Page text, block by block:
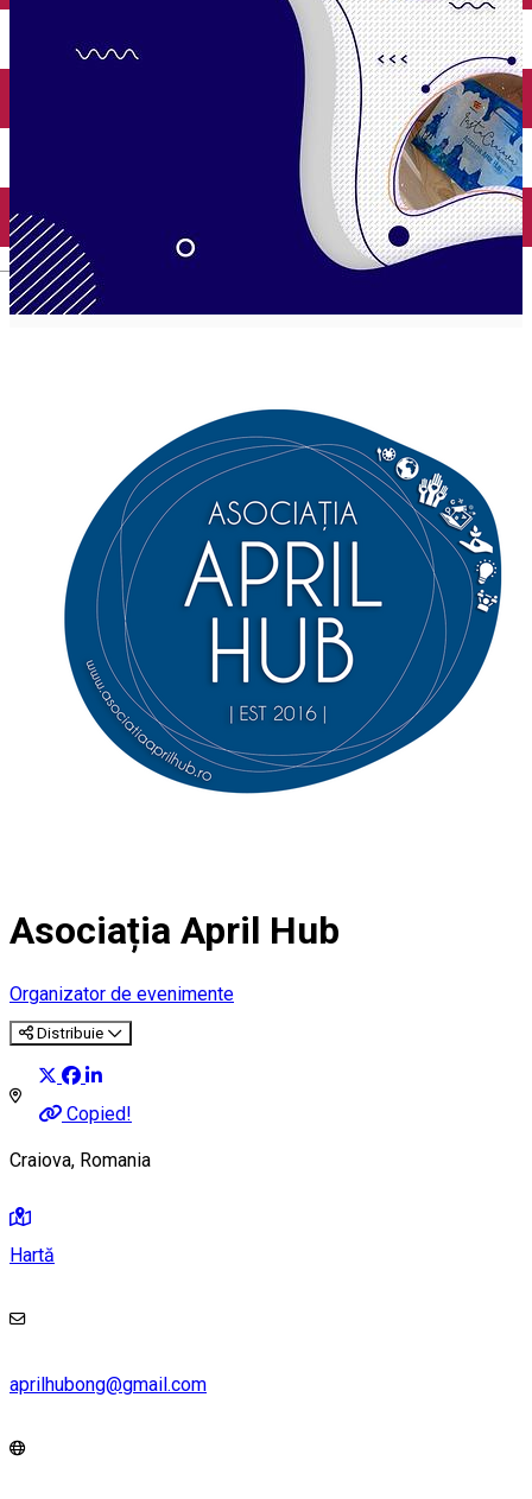
English
Taxi
Încărcare vehicule electrice
Asociația April Hub
Organizator de evenimente
Distribuie
Copied!
Craiova, Romania
Hartă
aprilhubong@gmail.com